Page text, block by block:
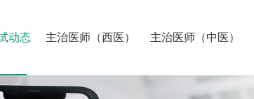
动态 主治医师（西医） 主治医师（中医）